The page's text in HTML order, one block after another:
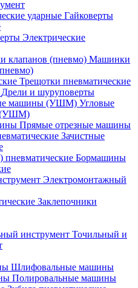
Гайковерты
Электрические
Машинки
Трещотки пневматические
Дрели и шуруповерты
Угловые
(УШМ)
Прямые отрезные машины
Зачистные
Бормашины
Электромонтажный
Заклепочники
Точильный и
Шлифовальные машины
Полировальные машины